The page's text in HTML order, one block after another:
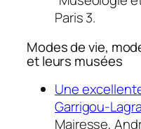
Paris 3.
Modes de vie,
et leurs musées
Une
Garrigou-
Mairesse,